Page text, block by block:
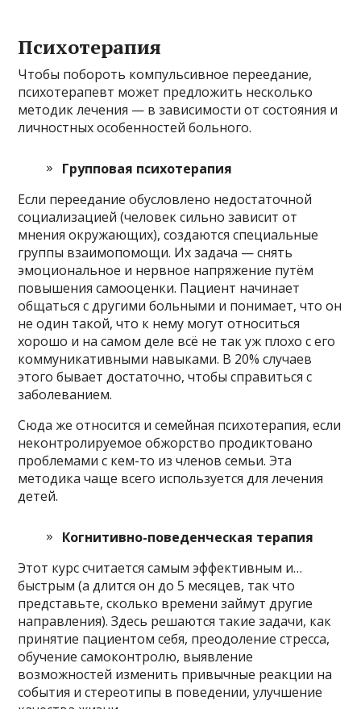
Психотерапия
Чтобы побороть компульсивное переедание,
психотерапевт может предложить несколько
методик лечения — в зависимости от состояния и
личностных особенностей больного.
Групповая психотерапия
Если переедание обусловлено недостаточной
социализацией (человек сильно зависит от
мнения окружающих), создаются специальные
группы взаимопомощи. Их задача — снять
эмоциональное и нервное напряжение путём
повышения самооценки. Пациент начинает
общаться с другими больными и понимает, что он
не один такой, что к нему могут относиться
хорошо и на самом деле всё не так уж плохо с его
коммуникативными навыками. В 20% случаев
этого бывает достаточно, чтобы справиться с
заболеванием.
Сюда же относится и семейная психотерапия, если
неконтролируемое обжорство продиктовано
проблемами с кем-то из членов семьи. Эта
методика чаще всего используется для лечения
детей.
Когнитивно-поведенческая терапия
Этот курс считается самым эффективным и…
быстрым (а длится он до 5 месяцев, так что
представьте, сколько времени займут другие
направления). Здесь решаются такие задачи, как
принятие пациентом себя, преодоление стресса,
обучение самоконтролю, выявление
возможностей изменить привычные реакции на
события и стереотипы в поведении, улучшение